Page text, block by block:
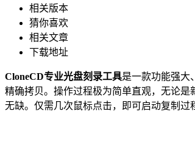
相关版本
猜你喜欢
相关文章
下载地址
CloneCD专业光盘刻录工具是一款功能强大
精确拷贝。操作过程极为简单直观，无论
无缺。仅需几次鼠标点击，即可启动复制过